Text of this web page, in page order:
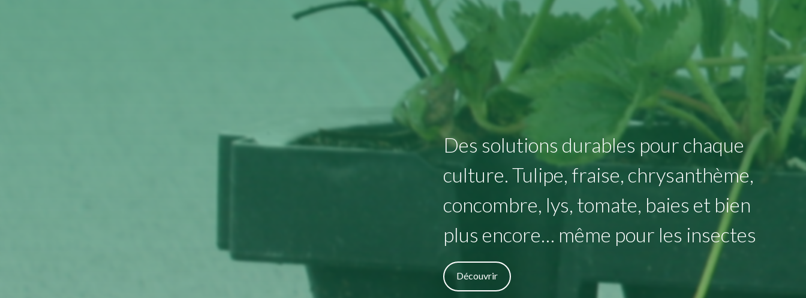
Des solutions durables pour chaque
culture. Tulipe, fraise, chrysanthème,
concombre, lys, tomate, baies et bien
plus encore… même pour les insectes
Découvrir